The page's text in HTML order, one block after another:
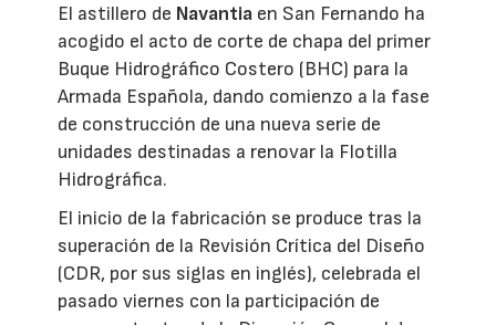
El astillero de Navantia en San Fernando ha
acogido el acto de corte de chapa del primer
Buque Hidrográfico Costero (BHC) para la
Armada Española, dando comienzo a la fase
de construcción de una nueva serie de
unidades destinadas a renovar la Flotilla
Hidrográfica.
El inicio de la fabricación se produce tras la
superación de la Revisión Crítica del Diseño
(CDR, por sus siglas en inglés), celebrada el
pasado viernes con la participación de